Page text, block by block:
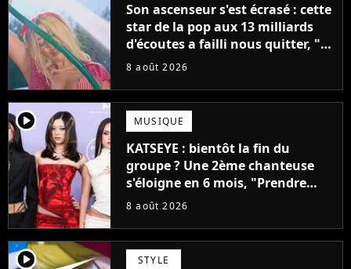
Son ascenseur s'est écrasé : cette
star de la pop aux 13 milliards
d'écoutes a failli nous quitter, "Je
pensais ne plus jamais chanter"
8 août 2026
player2 MUSIQUE
KATSEYE : bientôt la fin du
groupe ? Une 2ème chanteuse
s'éloigne en 6 mois, "Prendre
cette décision n’a pas été facile"
8 août 2026
player2 STYLE